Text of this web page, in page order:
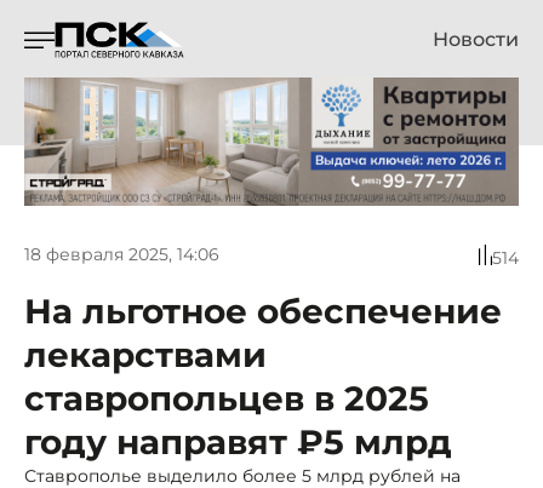
Новости
18 февраля 2025, 14:06 514
На льготное обеспечение
лекарствами
ставропольцев в 2025
году направят ₽5 млрд
Ставрополье выделило более 5 млрд рублей на